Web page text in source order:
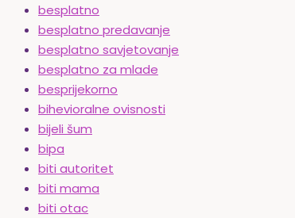
besplatno
besplatno predavanje
besplatno savjetovanje
besplatno za mlade
besprijekorno
bihevioralne ovisnosti
bijeli šum
bipa
biti autoritet
biti mama
biti otac